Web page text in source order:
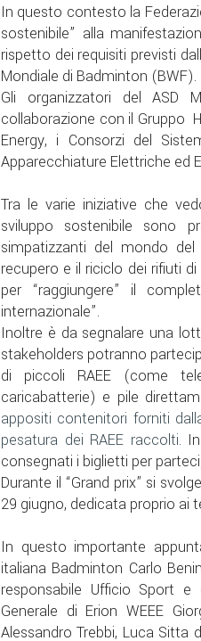
In questo contesto la
sostenibile” alla
rispetto dei requisiti previsti
Mondiale di Badminton (BWF).
Gli organizzatori del ASD
collaborazione con il Gruppo
Energy, i Consorzi del
Apparecchiature Elettriche ed
Tra le varie iniziative che
sviluppo sostenibile sono
simpatizzanti del mondo
recupero e il riciclo dei rifiuti
per “raggiungere” il
internazionale”.
Inoltre è da segnalare una
stakeholders potranno
di piccoli RAEE (come
caricabatterie) e pile
appositi contenitori forniti
pesatura dei RAEE raccolti.
consegnati i biglietti per
Durante il “Grand prix” si
29 giugno, dedicata proprio ai
In questo importante
italiana Badminton Carlo
responsabile Ufficio Sport e
Generale di Erion WEEE
Alessandro Trebbi, Luca Sitta